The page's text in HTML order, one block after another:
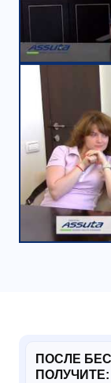
ПОСЛЕ
ПОЛУЧИТЕ: